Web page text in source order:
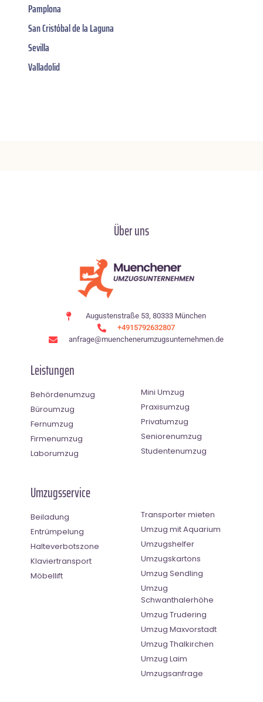
Pamplona
San Cristóbal de la Laguna
Sevilla
Valladolid
Über uns
Augustenstraße 53, 80333 München
+4915792632807
anfrage@muenchenerumzugsunternehmen.de
Leistungen
Behördenumzug
Büroumzug
Fernumzug
Firmenumzug
Laborumzug
Mini Umzug
Praxisumzug
Privatumzug
Seniorenumzug
Studentenumzug
Umzugsservice
Beiladung
Entrümpelung
Halteverbotszone
Klaviertransport
Möbellift
Transporter mieten
Umzug mit Aquarium
Umzugshelfer
Umzugskartons
Umzug Sendling
Umzug
Schwanthalerhöhe
Umzug Trudering
Umzug Maxvorstadt
Umzug Thalkirchen
Umzug Laim
Umzugsanfrage